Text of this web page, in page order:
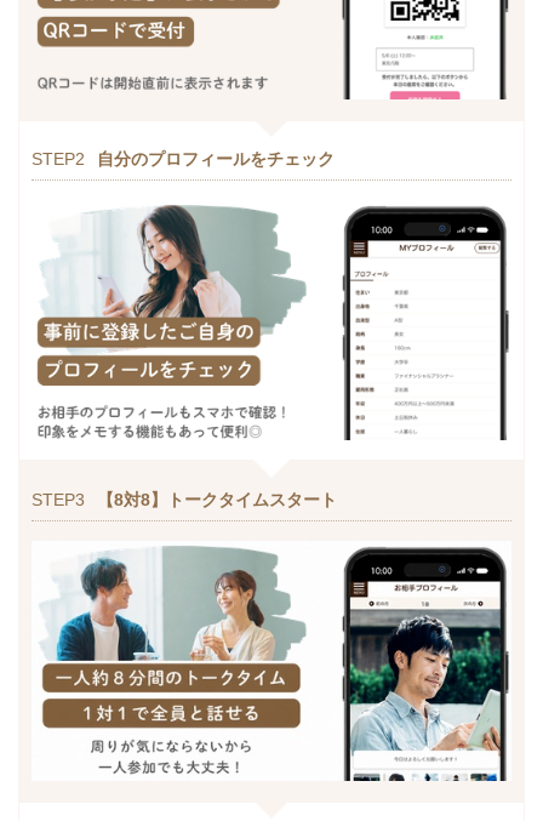
STEP2 自分のプロフィールをチェック
STEP3 【8対8】トークタイムスタート